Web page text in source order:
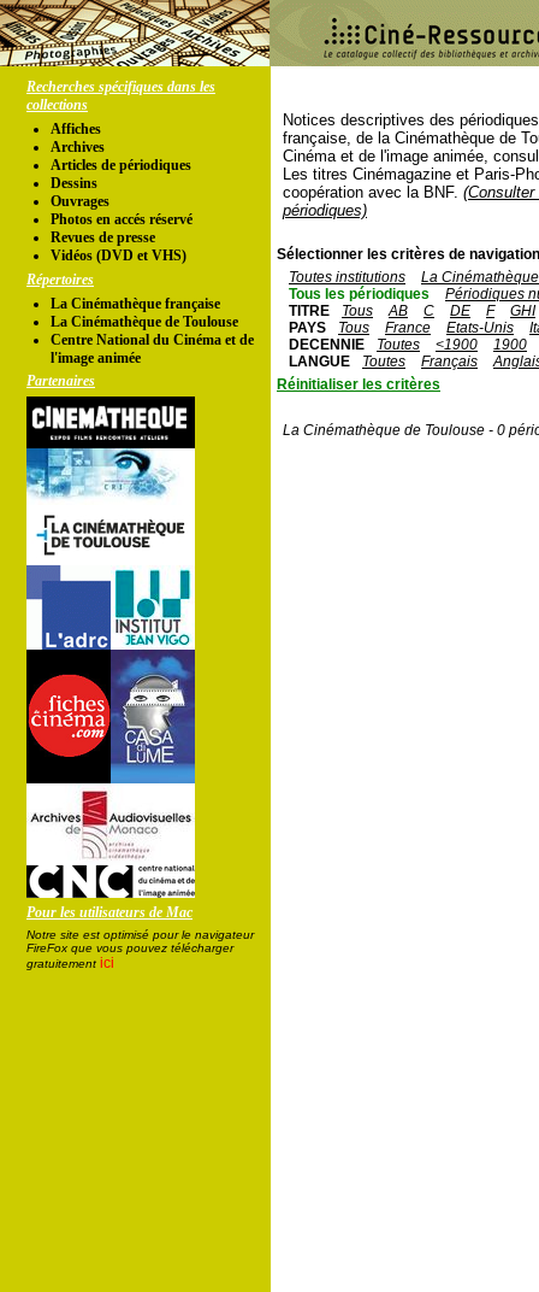
Recherches spécifiques dans les
collections
Affiches
Archives
Articles de périodiques
Dessins
Ouvrages
Photos en accés réservé
Revues de presse
Vidéos (DVD et VHS)
Répertoires
La Cinémathèque française
La Cinémathèque de Toulouse
Centre National du Cinéma et de
l'image animée
Partenaires
Pour les utilisateurs de Mac
Notre site est optimisé pour le navigateur
FireFox que vous pouvez télécharger
gratuitement ici
Notices descriptives des
française, de la Cinémathèque de
Cinéma et de l'image animée,
Les titres Cinémagazine et Paris-
coopération avec la BNF.
périodiques)
Sélectionner les critères de
Toutes institutions
La
Tous les périodiques
Périodiques
TITRE
Tous AB C DE F
GHI
PAYS
Tous France Etats-Unis
DECENNIE
Toutes <1900
1900
LANGUE
Toutes Français
Réinitialiser les critères
La Cinémathèque de Toulouse - 0